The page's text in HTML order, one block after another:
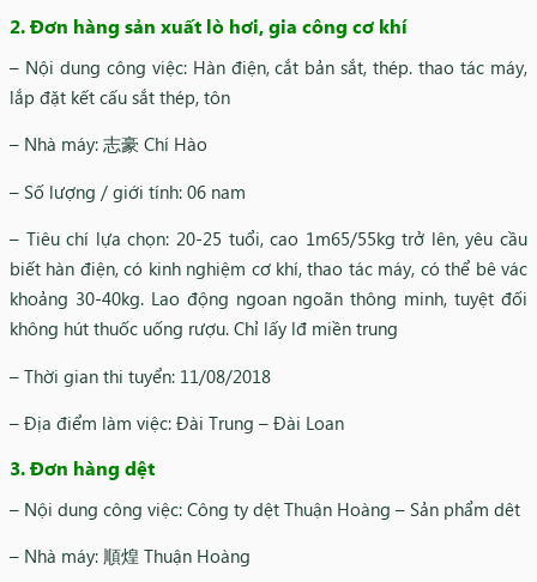
2. Đơn hàng sản xuất lò hơi, gia công cơ khí
– Nội dung công việc: Hàn điện, cắt bản sắt, thép. thao tác máy,
lắp đặt kết cấu sắt thép, tôn
– Nhà máy: 志豪 Chí Hào
– Số lượng / giới tính: 06 nam
– Tiêu chí lựa chọn: 20-25 tuổi, cao 1m65/55kg trở lên, yêu cầu
biết hàn điện, có kinh nghiệm cơ khí, thao tác máy, có thể bê vác
khoảng 30-40kg. Lao động ngoan ngoãn thông minh, tuyệt đối
không hút thuốc uống rượu. Chỉ lấy lđ miền trung
– Thời gian thi tuyển: 11/08/2018
– Địa điểm làm việc: Đài Trung – Đài Loan
3. Đơn hàng dệt
– Nội dung công việc: Công ty dệt Thuận Hoàng – Sản phẩm dêt
– Nhà máy: 順煌 Thuận Hoàng